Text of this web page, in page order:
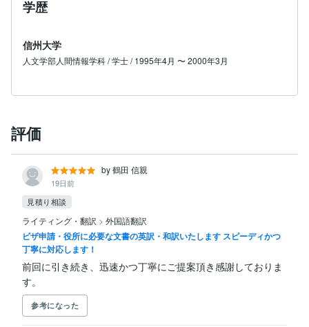
学歴
信州大学
人文学部人間情報学科 / 学士 / 1995年4月 〜 2000年3月
評価
by 鶴田 信親
19日前
見積り相談
ライティング・翻訳 > 外国語翻訳
ビザ申請・役所に必要な文書の英訳・和訳いたします スピーディかつ
丁寧に対応します！
前回に引き続き、迅速かつ丁寧にご提案頂き感謝しておりま
す。
参考になった